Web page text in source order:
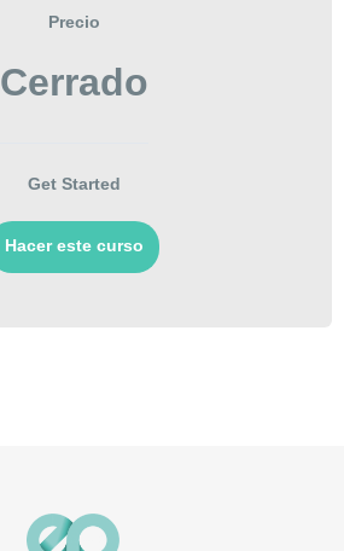
Precio
Cerrado
Get Started
Hacer este curso